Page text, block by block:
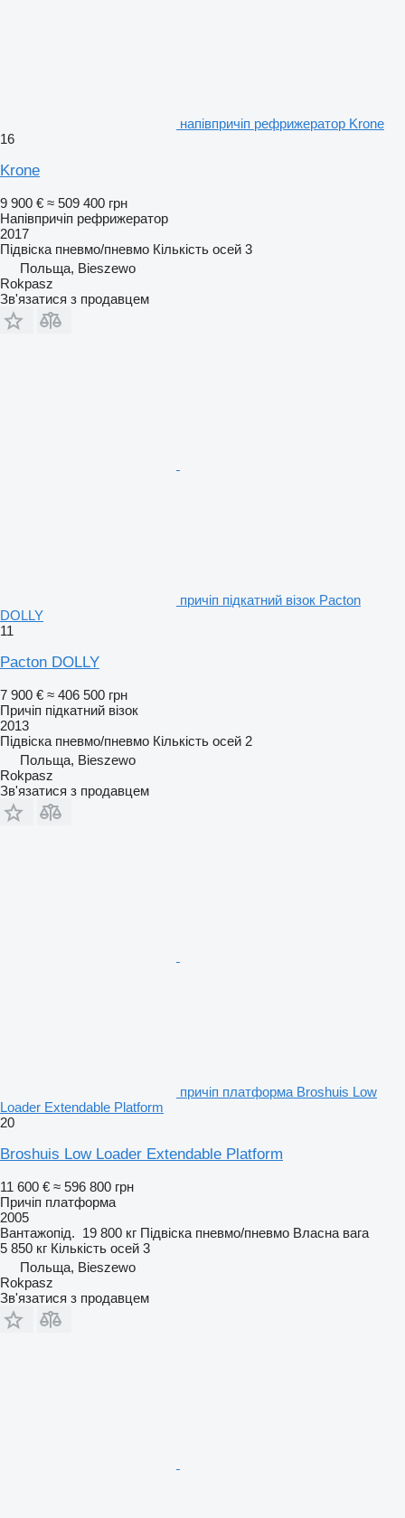
напівпричіп рефрижератор Krone
16
Krone
9 900 € ≈ 509 400 грн
Напівпричіп рефрижератор
2017
Підвіска пневмо/пневмо Кількість осей 3
Польща, Bieszewo
Rokpasz
Зв'язатися з продавцем
причіп підкатний візок Pacton
DOLLY
11
Pacton DOLLY
7 900 € ≈ 406 500 грн
Причіп підкатний візок
2013
Підвіска пневмо/пневмо Кількість осей 2
Польща, Bieszewo
Rokpasz
Зв'язатися з продавцем
причіп платформа Broshuis Low
Loader Extendable Platform
20
Broshuis Low Loader Extendable Platform
11 600 € ≈ 596 800 грн
Причіп платформа
2005
Вантажопід. 19 800 кг Підвіска пневмо/пневмо Власна вага
5 850 кг Кількість осей 3
Польща, Bieszewo
Rokpasz
Зв'язатися з продавцем